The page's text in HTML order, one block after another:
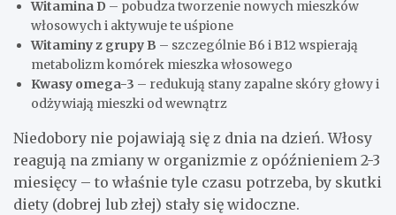
Witamina D – pobudza tworzenie nowych mieszków
włosowych i aktywuje te uśpione
Witaminy z grupy B – szczególnie B6 i B12 wspierają
metabolizm komórek mieszka włosowego
Kwasy omega-3 – redukują stany zapalne skóry głowy i
odżywiają mieszki od wewnątrz
Niedobory nie pojawiają się z dnia na dzień. Włosy
reagują na zmiany w organizmie z opóźnieniem 2-3
miesięcy – to właśnie tyle czasu potrzeba, by skutki
diety (dobrej lub złej) stały się widoczne.